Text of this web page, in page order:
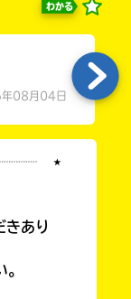
わかる
08月04日
⋆
あり